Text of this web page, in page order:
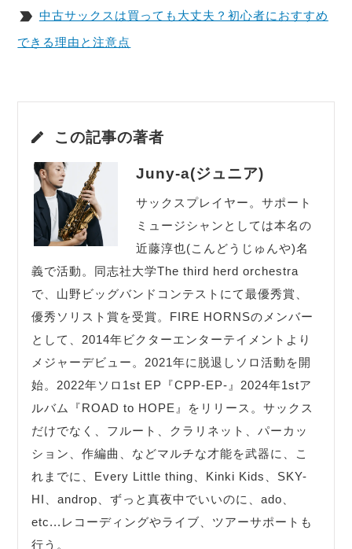
中古サックスは買っても大丈夫？初心者におすすめ
できる理由と注意点
この記事の著者
Juny-a(ジュニア)
サックスプレイヤー。サポート
ミュージシャンとしては本名の
近藤淳也(こんどうじゅんや)名
義で活動。同志社大学The third herd orchestra
で、山野ビッグバンドコンテストにて最優秀賞、
優秀ソリスト賞を受賞。FIRE HORNSのメンバー
として、2014年ビクターエンターテイメントより
メジャーデビュー。2021年に脱退しソロ活動を開
始。2022年ソロ1st EP『CPP-EP-』2024年1stア
ルバム『ROAD to HOPE』をリリース。サックス
だけでなく、フルート、クラリネット、パーカッ
ション、作編曲、などマルチな才能を武器に、こ
れまでに、Every Little thing、Kinki Kids、SKY-
HI、androp、ずっと真夜中でいいのに、ado、
etc...レコーディングやライブ、ツアーサポートも
行う。